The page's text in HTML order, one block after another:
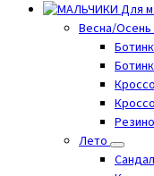
Для
Весна/Осень
Лето